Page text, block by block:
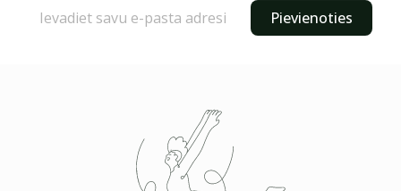
Pievienoties